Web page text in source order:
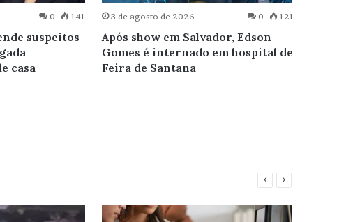
0 141
suspeitos
casa
3 de agosto de 2026 0 121
Após show em Salvador, Edson
Gomes é internado em hospital de
Feira de Santana